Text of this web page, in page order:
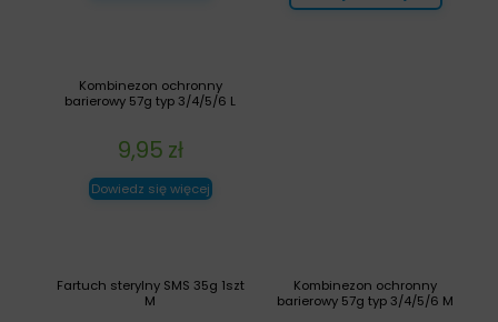
Kombinezon ochronny
barierowy 57g typ 3/4/5/6 L
9,95 zł
Dowiedz się więcej
Kombinezon ochronny
barierowy 57g typ 3/4/5/6 M
Fartuch sterylny SMS 35g 1szt
M